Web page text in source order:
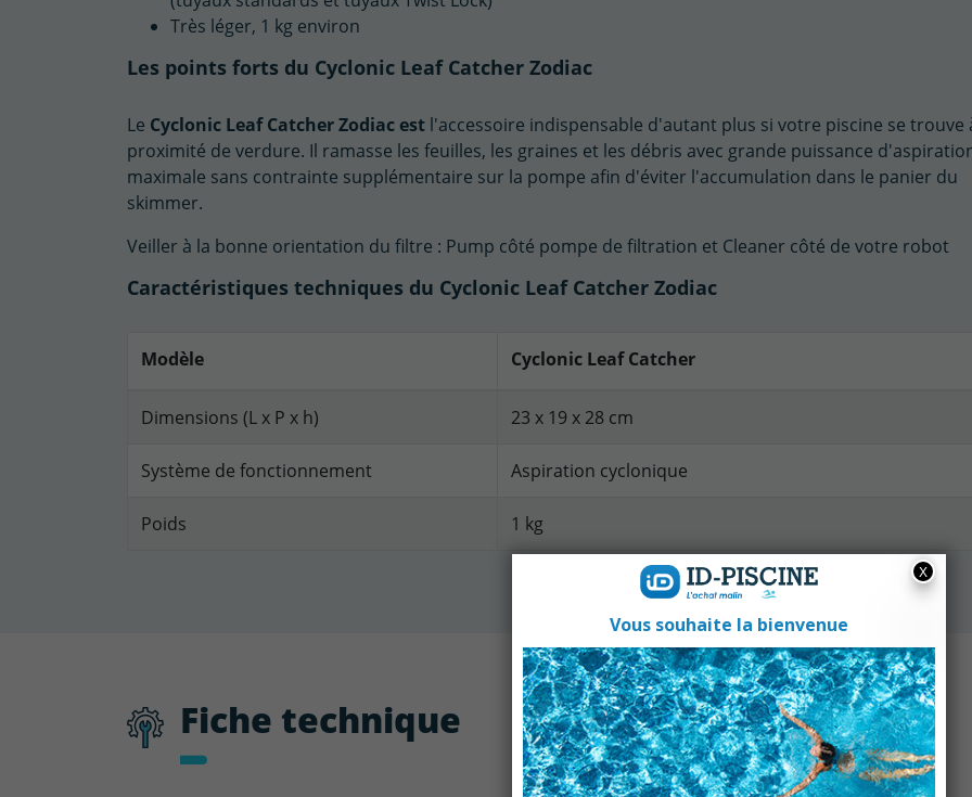
Très léger, 1 kg environ
Les points forts du Cyclonic Leaf Catcher Zodiac
Le Cyclonic Leaf Catcher Zodiac est l'accessoire indispensable d'autant plus si votre piscine se trouve
proximité de verdure. Il ramasse les feuilles, les graines et les débris avec grande puissance
maximale sans contrainte supplémentaire sur la pompe afin d'éviter l'accumulation dans le panier du
skimmer.
Veiller à la bonne orientation du filtre : Pump côté pompe de filtration et Cleaner côté de votre robot
Caractéristiques techniques du Cyclonic Leaf Catcher Zodiac
Modèle Cyclonic Leaf Catcher
Dimensions (L x P x h) 23 x 19 x 28 cm
Système de fonctionnement Aspiration cyclonique
Poids 1 kg
Fiche technique